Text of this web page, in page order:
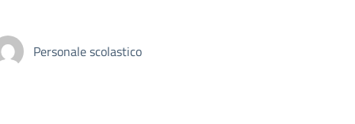
Personale scolastico